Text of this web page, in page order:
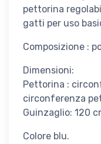
pettorina
gatti per uso
Composizione :
Dimensioni:
Pettorina :
circonferenza
Guinzaglio: 120
Colore blu.